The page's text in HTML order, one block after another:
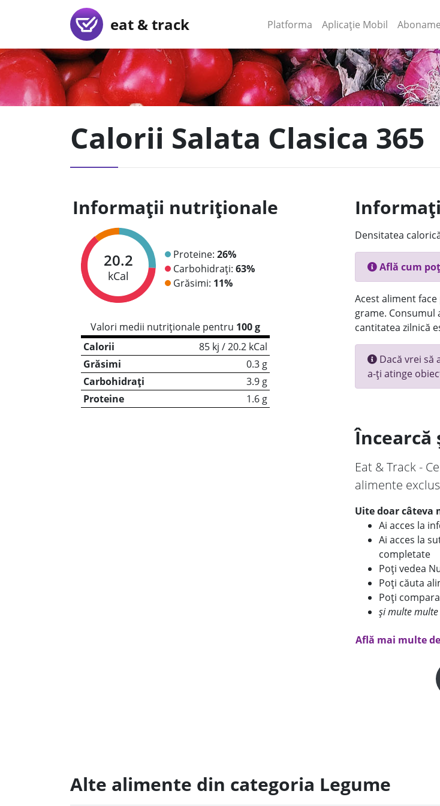
eat & track Platforma (current)
Aplicație Mobil (current)
Calorii Salata Clasica 365
Informații nutriționale
20.2
kCal
Proteine: 26%
Carbohidrați: 63%
Grăsimi: 11%
Valori medii nutriționale pentru 100 g
Calorii
85 kj / 20.2 kCal
Grăsimi
0.3 g
Carbohidrați
3.9 g
Proteine
1.6 g
Densitatea
Află cum
Acest aliment
grame. Consumul
cantitatea zilnică
Dacă vrei să
a-ți atinge
Încearcă
Eat & Track -
alimente
Uite doar câteva
Ai acces la
Ai acces la
completate
Poți vedea
Poți căuta
Poți
și multe multe
Află mai multe
Alte alimente din categoria Legume